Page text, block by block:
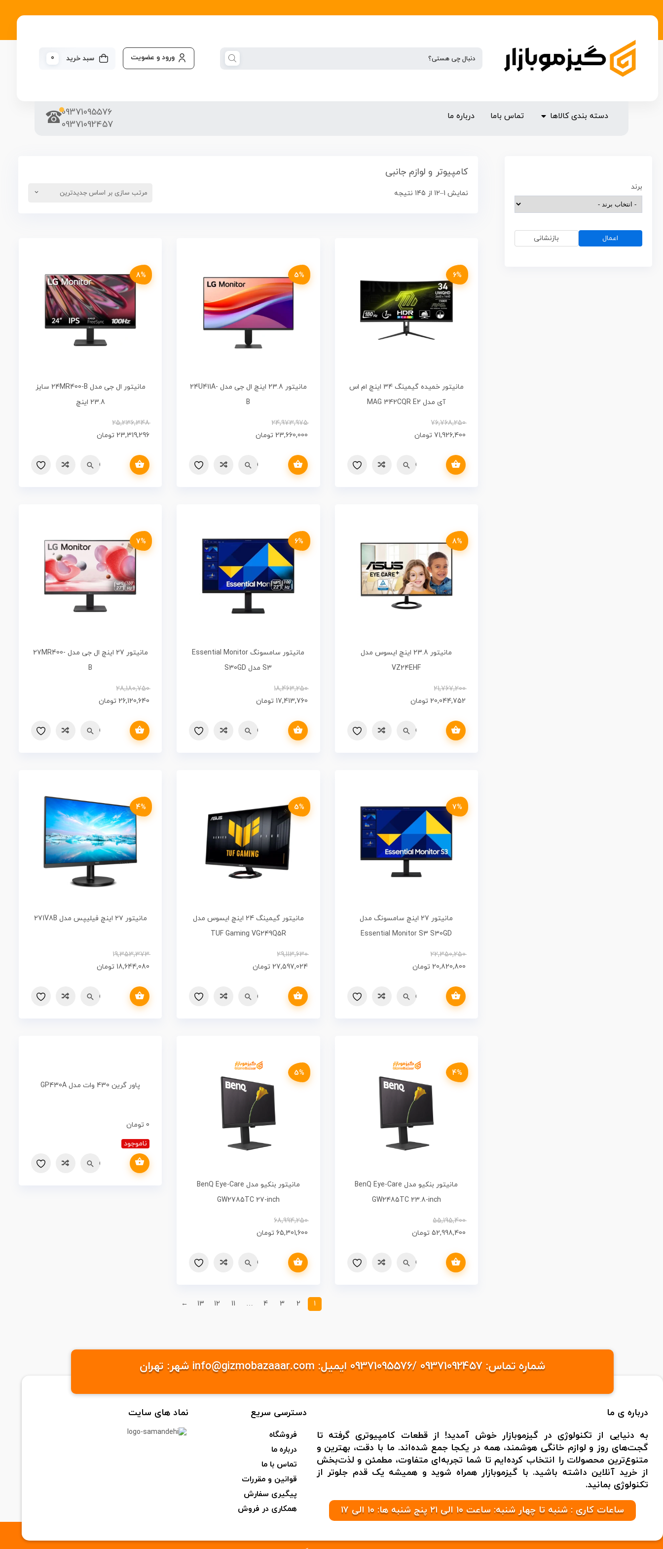
سبد خرید 0 ورود و عضویت
دسته بندی کالاها تماس باما درباره ما
09371095576
09371092457
کامپیوتر و لوازم جانبی
نمایش 1–12 از 145 نتیجه
6%
مانیتور خمیده گیمینگ 34 اینچ ام اس
آی مدل MAG 342CQR E2
76,768,250
71,926,400 تومان
مقایسهQuick view
5%
مانیتور 23.8 اینچ ال جی مدل 24U411A-
B
24,973,975
23,660,000 تومان
مقایسهQuick view
8%
مانیتور ال جی مدل 24MR400-B سایز
23.8 اینچ
25,236,348
23,319,296 تومان
مقایسهQuick view
8%
مانیتور 23.8 اینچ ایسوس مدل
VZ24EHF
21,767,200
20,044,752 تومان
مقایسهQuick view
6%
مانیتور سامسونگ Essential Monitor
S3 مدل S30GD
18,463,250
17,413,760 تومان
مقایسهQuick view
افزودن به سبد خرید
7%
مانیتور 27 اینچ ال جی مدل 27MR400-
B
28,180,750
26,120,640 تومان
مقایسهQuick view
افزودن به سبد خرید
7%
مانیتور 27 اینچ سامسونگ مدل
Essential Monitor S3 S30GD
LS27D300GAMXUE
22,350,250
20,820,800 تومان
مقایسهQuick view
5%
مانیتور گیمینگ 24 اینچ ایسوس مدل
TUF Gaming VG249Q5R
29,113,630
27,597,024 تومان
مقایسهQuick view
افزودن به سبد خرید
4%
مانیتور ۲۷ اینچ فیلیپس مدل 271V8B
19,353,373
18,644,080 تومان
مقایسهQuick view
افزودن به سبد خرید
4%
مانیتور بنکیو مدل BenQ Eye-Care
GW2485TC 23.8-inch
55,195,400
52,998,400 تومان
مقایسهQuick view
5%
مانیتور بنکیو مدل BenQ Eye-Care
GW2785TC 27-inch
68,994,250
65,301,600 تومان
مقایسهQuick view
پاور گرین 430 وات مدل GP430A
0 تومان
ناموجود
مقایسهQuick view
1
2
3
4
…
11
12
13
←
برند
اعمال بازنشانی
شماره تماس: 09371092457 /09371095576 ایمیل: info@gizmobazaaar.com شهر: تهران
درباره ی ما
به دنیایی از تکنولوژی در گیزموبازار خوش آمدید! از قطعات کامپیوتری گرفته تا
گجت‌های روز و لوازم خانگی هوشمند، همه در یکجا جمع شده‌اند. ما با دقت، بهترین و
متنوع‌ترین محصولات را انتخاب کرده‌ایم تا شما تجربه‌ای متفاوت، مطمئن و لذت‌بخش
از خرید آنلاین داشته باشید. با گیزموبازار همراه شوید و همیشه یک قدم جلوتر از
تکنولوژی بمانید.
ساعات کاری : شنبه تا چهار شنبه: ساعت ۱۰ الی ۲۱ پنج شنبه ها: ۱۰ الی ۱۷
دسترسی سریع
فروشگاه
درباره ما
تماس با ما
قوانین و مقررات
پیگیری سفارش
همکاری در فروش
نماد های سایت